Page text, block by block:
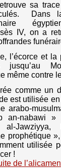
sa
Dans
IV, on a
l’écorce et
jusqu’au
même contre
comme un
est utilisée
arabo-
an-nabawi »
al-
prophétique
utilisée
!
de